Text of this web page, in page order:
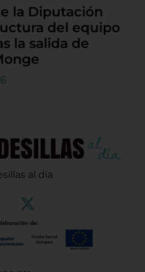
la Diputación
del equipo
la salida de
al día